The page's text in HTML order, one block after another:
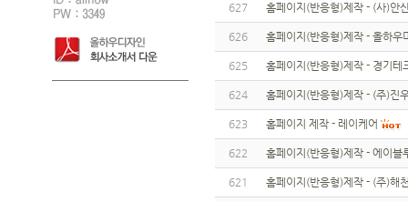
627 홈페이지(반응형)제작 - (사)안
626 홈페이지(반응형)제작 - 올하우
625 홈페이지(반응형)제작 - 경기테
624 홈페이지(반응형)제작 - (주)진
623 홈페이지 제작 - 레이케어
622 홈페이지(반응형)제작 - 에이블
621 홈페이지(반응형)제작 - (주)해